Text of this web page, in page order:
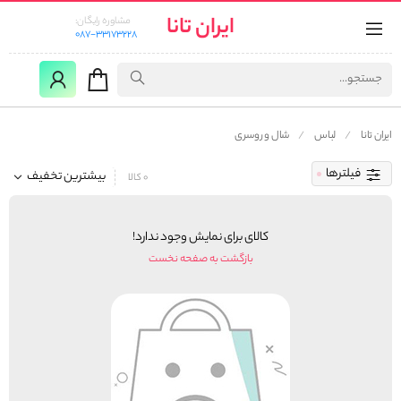
ایران تانا
مشاوره رایگان:
087-33173228
ایران تانا لباس شال و روسری
فیلترها بیشترین تخفیف 0 کالا
کالای برای نمایش وجود ندارد!
بازگشت به صفحه نخست